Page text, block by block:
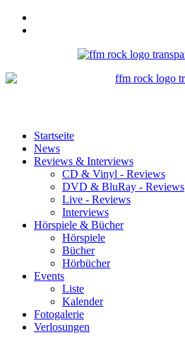
Startseite
News
Reviews & Interviews
CD & Vinyl - Reviews
DVD & BluRay - Reviews
Live - Reviews
Interviews
Hörspiele & Bücher
Hörspiele
Bücher
Hörbücher
Events
Liste
Kalender
Fotogalerie
Verlosungen